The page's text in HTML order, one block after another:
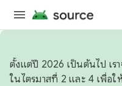
ตั้งแต่ปี 2026 เป็นต้นไป เร
ในไตรมาสที่ 2 และ 4 เพื่อ